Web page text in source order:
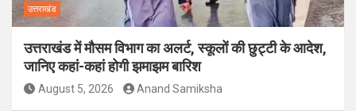
उत्तराखंड
उत्तराखंड में मौसम विभाग का अलर्ट, स्कूलों की छुट्टी के आदेश,
जानिए कहां-कहां होगी झमाझम बारिश
August 5, 2026 Anand Samiksha